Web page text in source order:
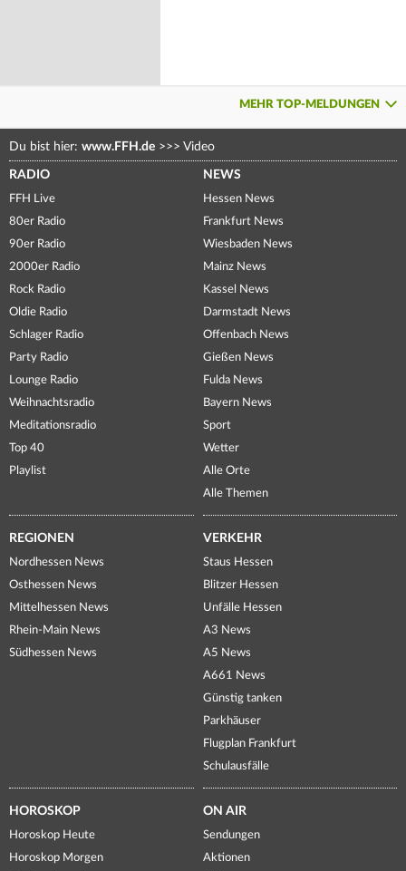
MEHR TOP-MELDUNGEN
Du bist hier: www.FFH.de >>> Video
RADIO
FFH Live
80er Radio
90er Radio
2000er Radio
Rock Radio
Oldie Radio
Schlager Radio
Party Radio
Lounge Radio
Weihnachtsradio
Meditationsradio
Top 40
Playlist
NEWS
Hessen News
Frankfurt News
Wiesbaden News
Mainz News
Kassel News
Darmstadt News
Offenbach News
Gießen News
Fulda News
Bayern News
Sport
Wetter
Alle Orte
Alle Themen
REGIONEN
Nordhessen News
Osthessen News
Mittelhessen News
Rhein-Main News
Südhessen News
VERKEHR
Staus Hessen
Blitzer Hessen
Unfälle Hessen
A3 News
A5 News
A661 News
Günstig tanken
Parkhäuser
Flugplan Frankfurt
Schulausfälle
HOROSKOP
Horoskop Heute
Horoskop Morgen
ON AIR
Sendungen
Aktionen